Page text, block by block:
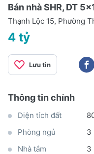
Bán nhà SHR, DT
Thạnh Lộc 15, Phường
4 tỷ
Lưu tin
Thông tin chính
Diện tích đất
Phòng ngủ
3
Nhà tắm
3